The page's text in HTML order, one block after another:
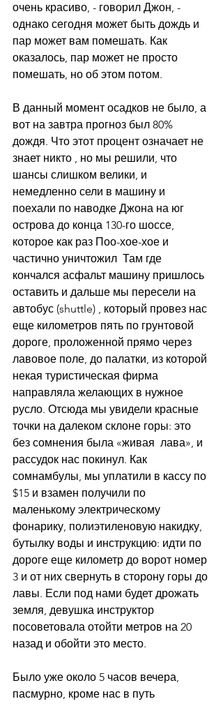
очень красиво, - говорил Джон, -
однако сегодня может быть дождь и
пар может вам помешать. Как
оказалось, пар может не просто
помешать, но об этом потом.
В данный момент осадков не было, а
вот на завтра прогноз был 80%
дождя. Что этот процент означает не
знает никто , но мы решили, что
шансы слишком велики, и
немедленно сели в машину и
поехали по наводке Джона на юг
острова до конца 130-го шоссе,
которое как раз Поо-хое-хое и
частично уничтожил  Там где
кончался асфальт машину пришлось
оставить и дальше мы пересели на
автобус (shuttle) , который провез нас
еще километров пять по грунтовой
дороге, проложенной прямо через
лавовое поле, до палатки, из которой
некая туристическая фирма
направляла желающих в нужное
русло. Отсюда мы увидели красные
точки на далеком склоне горы: это
без сомнения была «живая  лава», и
рассудок нас покинул. Как
сомнамбулы, мы уплатили в кассу по
$15 и взамен получили по
маленькому электрическому
фонарику, полиэтиленовую накидку,
бутылку воды и инструкцию: идти по
дороге еще километр до ворот номер
3 и от них свернуть в сторону горы до
лавы. Если под нами будет дрожать
земля, девушка инструктор
посоветовала отойти метров на 20
назад и обойти это место.
Было уже около 5 часов вечера,
пасмурно, кроме нас в путь